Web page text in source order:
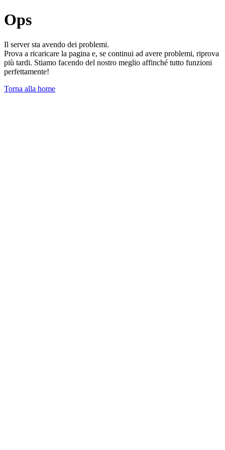
Ops
Il server sta avendo dei problemi.
Prova a ricaricare la pagina e, se continui ad avere problemi, riprova
più tardi. Stiamo facendo del nostro meglio affinché tutto funzioni
perfettamente!
Torna alla home